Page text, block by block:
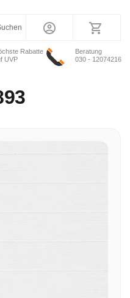
Rabatte
UVP
Beratung
030 - 12074216